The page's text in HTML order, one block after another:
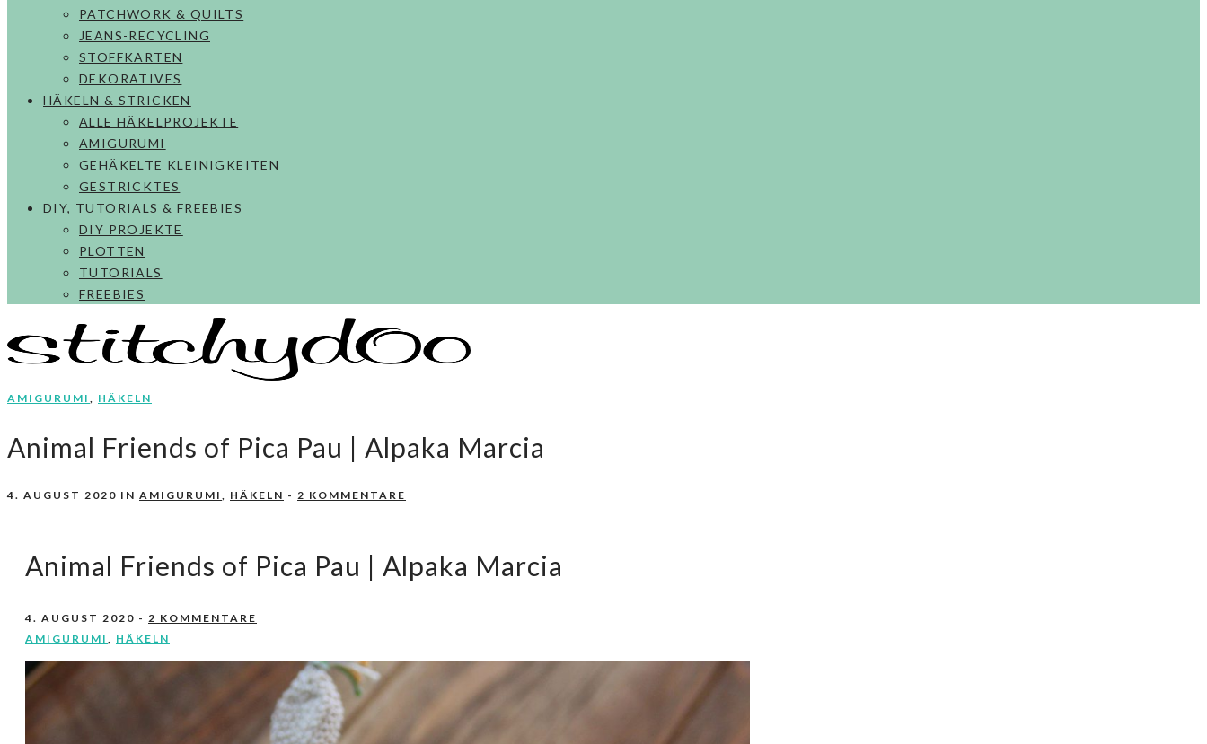
PATCHWORK & QUILTS
JEANS-RECYCLING
STOFFKARTEN
DEKORATIVES
HÄKELN & STRICKEN
ALLE HÄKELPROJEKTE
AMIGURUMI
GEHÄKELTE KLEINIGKEITEN
GESTRICKTES
DIY, TUTORIALS & FREEBIES
DIY PROJEKTE
PLOTTEN
TUTORIALS
FREEBIES
AMIGURUMI , HÄKELN
Animal Friends of Pica Pau | Alpaka Marcia
4. AUGUST 2020 IN AMIGURUMI , HÄKELN - 2 KOMMENTARE
Animal Friends of Pica Pau | Alpaka Marcia
4. AUGUST 2020 - 2 KOMMENTARE
AMIGURUMI
HÄKELN